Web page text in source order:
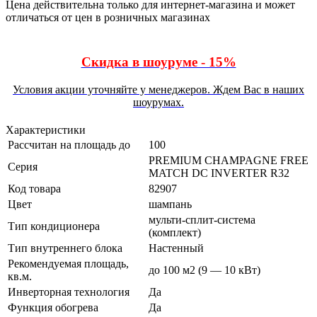
Цена действительна только для интернет-магазина и может
отличаться от цен в розничных магазинах
Скидка в шоуруме - 15%
Условия акции уточняйте у менеджеров. Ждем Вас в наших
шоурумах.
Характеристики
Рассчитан на площадь до
100
Серия
PREMIUM CHAMPAGNE FREE
MATCH DC INVERTER R32
Код товара
82907
Цвет
шампань
Тип кондиционера
мульти-сплит-система
(комплект)
Тип внутреннего блока
Настенный
Рекомендуемая площадь,
кв.м.
до 100 м2 (9 — 10 кВт)
Инверторная технология
Да
Функция обогрева
Да